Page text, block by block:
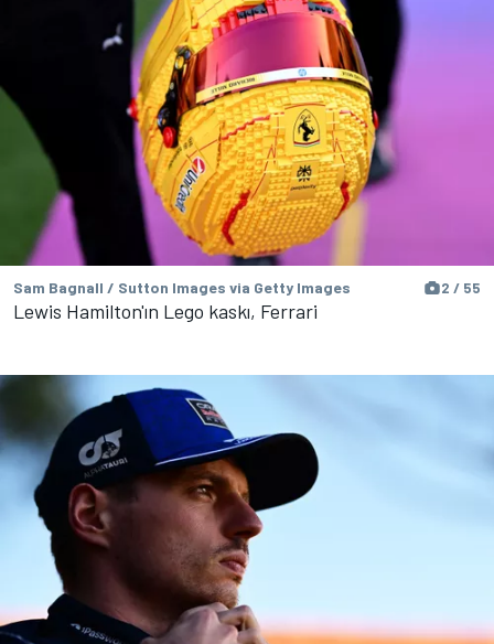
Sam Bagnall / Sutton Images via Getty Images 2 / 55
Lewis Hamilton'ın Lego kaskı, Ferrari